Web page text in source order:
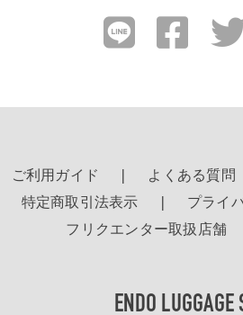
ご利用ガイド よくある質問
特定商取引法表示
プライ
フリクエンター取扱店舗
ENDO LUGGAGE